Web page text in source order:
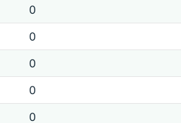
0
0
0
0
0